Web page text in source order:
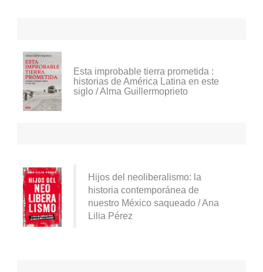
Esta improbable tierra prometida :
historias de América Latina en este
siglo / Alma Guillermoprieto
Hijos del neoliberalismo: la
historia contemporánea de
nuestro México saqueado / Ana
Lilia Pérez